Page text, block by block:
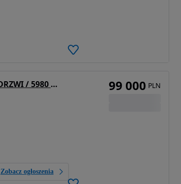
Gras NACZEPA / WYWROTKA / 45M3 / KLAPO- DRZWI / 5980 KG!!!
Zobacz ogłoszenia
99 000 PLN